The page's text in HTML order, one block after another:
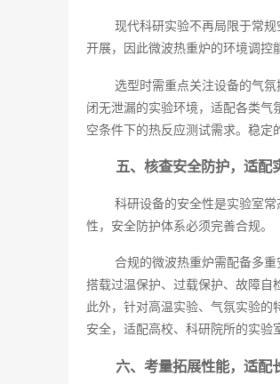
现代科研实验不再局限于常
开展，因此微波热重炉的环境调控
选型时需重点关注设备的气
闭无泄漏的实验环境，适配各类
空条件下的热反应测试需求。稳定
五、核查安全防护，适配
科研设备的安全性是实验室
性，安全防护体系必须完善合规。
合规的微波热重炉需配备多
搭载过温保护、过载保护、故障自
此外，针对高温实验、气氛实验的
安全，适配高校、科研院所的实验
六、考量拓展性能，适配